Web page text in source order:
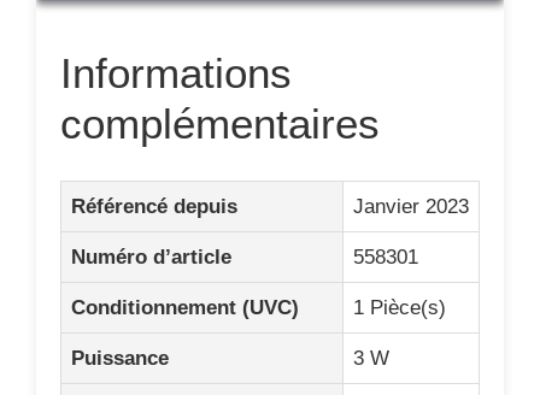
Informations
complémentaires
Référencé depuis Janvier 2023
Numéro d’article 558301
Conditionnement (UVC) 1 Pièce(s)
Puissance 3 W